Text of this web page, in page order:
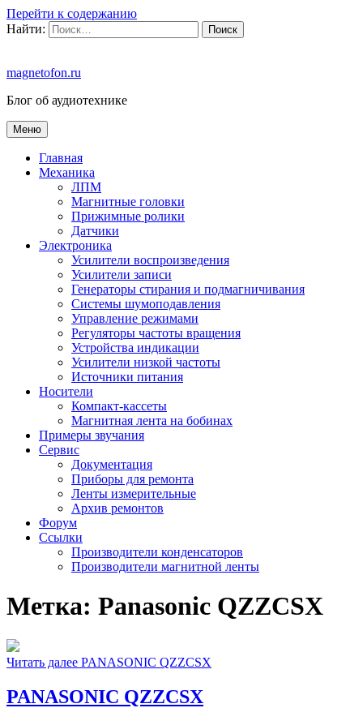
Перейти к содержанию
Найти:
magnetofon.ru
Блог об аудиотехнике
Меню
Главная
Механика
ЛПМ
Магнитные головки
Прижимные ролики
Датчики
Электроника
Усилители воспроизведения
Усилители записи
Генераторы стирания и подмагничивания
Системы шумоподавления
Управление режимами
Регуляторы частоты вращения
Устройства индикации
Усилители низкой частоты
Источники питания
Носители
Компакт-кассеты
Магнитная лента на бобинах
Примеры звучания
Сервис
Документация
Приборы для ремонта
Ленты измерительные
Архив ремонтов
Форум
Ссылки
Производители конденсаторов
Производители магнитной ленты
Метка: Panasonic QZZCSX
Читать далее PANASONIC QZZCSX
PANASONIC QZZCSX